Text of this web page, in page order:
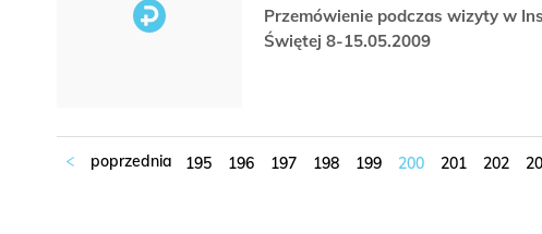
Przemówienie podczas wizyty w
Świętej 8-15.05.2009
195 196 197 198 199 200 201 202